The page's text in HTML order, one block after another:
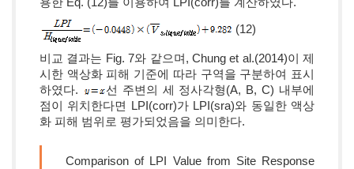
(12)
비교 결과는 Fig. 7와 같으며, Chung et al.(2014)이 제
시한 액상화 피해 기준에 따라 구역을 구분하여 표시
하였다.
선 주변의 세 정사각형(A, B, C) 내부에
점이 위치한다면 LPI(corr)가 LPI(sra)와 동일한 액상
화 피해 범위로 평가되었음을 의미한다.
Comparison of LPI Value from Site Response